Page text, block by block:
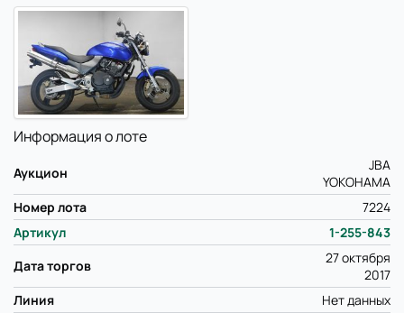
Информация о лоте
Аукцион
JBA
YOKOHAMA
Номер лота
7224
Артикул
1-255-843
Дата торгов
27 октября
2017
Линия
Нет данных